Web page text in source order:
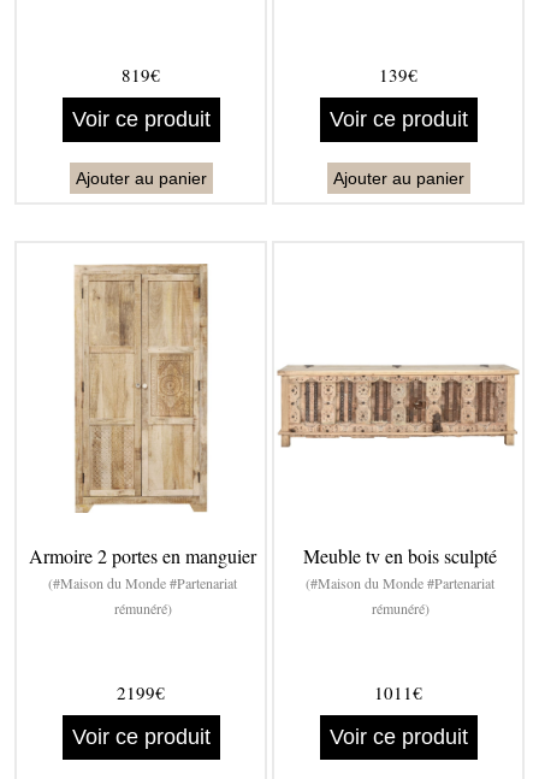
819€
Voir ce produit
Ajouter au panier
139€
Voir ce produit
Ajouter au panier
Armoire 2 portes en manguier
(#Maison du Monde #Partenariat
rémunéré)
2199€
Voir ce produit
Meuble tv en bois sculpté
(#Maison du Monde #Partenariat
rémunéré)
1011€
Voir ce produit